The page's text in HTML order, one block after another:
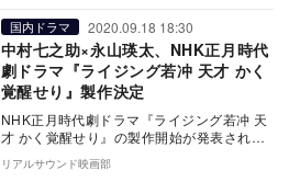
国内ドラマ 2020.09.18 18:30
中村七之助×永山瑛太、NHK正月時代
劇ドラマ『ライジング若冲 天才 かく
覚醒せり』製作決定
NHK正月時代劇ドラマ『ライジング若冲 天
才 かく覚醒せり』の製作開始が発表され
た。 本作は、謎に包まれた江戸時代の天
才絵師…
リアルサウンド映画部